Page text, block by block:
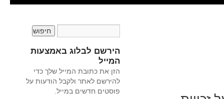
הירשם לבלוג באמצעות
המייל
הזן את כתובת המייל שלך כדי
להירשם לאתר ולקבל הודעות על
פוסטים חדשים במייל.